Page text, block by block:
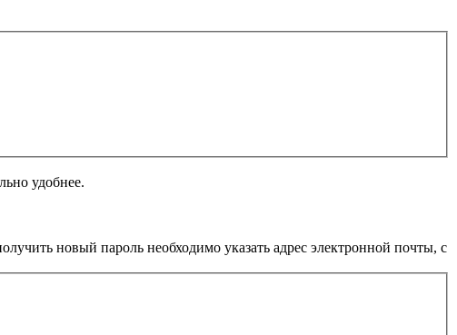
удобнее.
новый пароль необходимо указать адрес электронной почты, с